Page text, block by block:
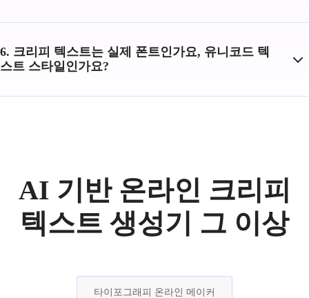
6. 크리피 텍스트는 실제 폰트인가요, 유니코드 텍
스트 스타일인가요?
AI 기반 온라인 크리피
텍스트 생성기 그 이상
타이포그래피 온라인 메이커